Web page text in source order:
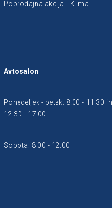
Poprodajna akcija - Klima
Avtosalon
Ponedeljek - petek: 8.00 - 11.30 in
12.30 - 17.00
Sobota: 8.00 - 12.00